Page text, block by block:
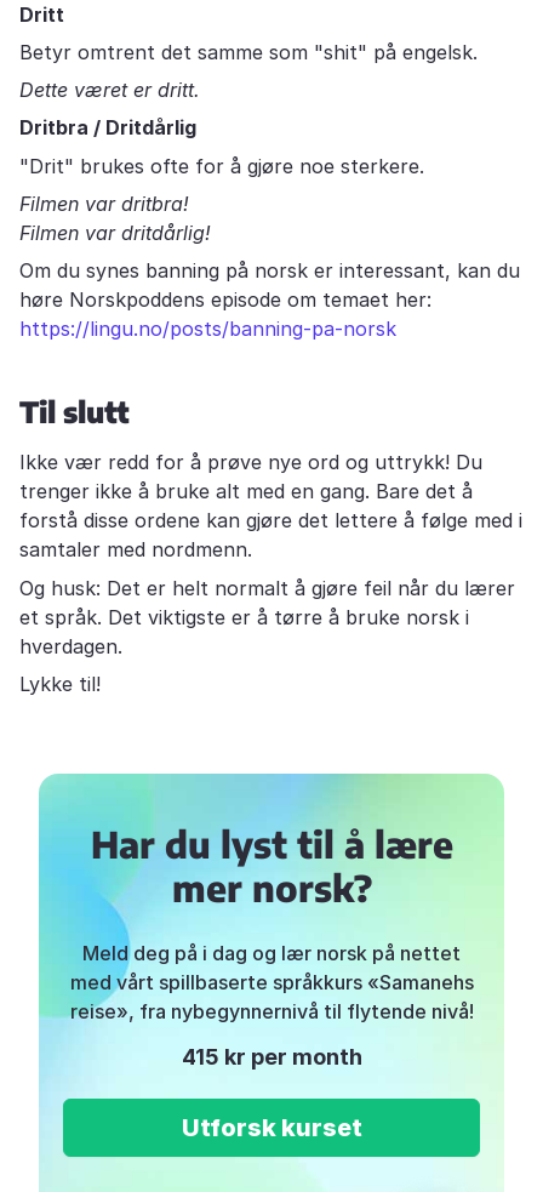
Dritt
Betyr omtrent det samme som "shit" på engelsk.
Dette været er dritt.
Dritbra / Dritdårlig
"Drit" brukes ofte for å gjøre noe sterkere.
Filmen var dritbra!
Filmen var dritdårlig!
Om du synes banning på norsk er interessant, kan du
høre Norskpoddens episode om temaet her:
https://lingu.no/posts/banning-pa-norsk
Til slutt
Ikke vær redd for å prøve nye ord og uttrykk! Du
trenger ikke å bruke alt med en gang. Bare det å
forstå disse ordene kan gjøre det lettere å følge med i
samtaler med nordmenn.
Og husk: Det er helt normalt å gjøre feil når du lærer
et språk. Det viktigste er å tørre å bruke norsk i
hverdagen.
Lykke til!
Har du lyst til å lære
mer norsk?
Meld deg på i dag og lær norsk på nettet
med vårt spillbaserte språkkurs «Samanehs
reise», fra nybegynnernivå til flytende nivå!
415 kr per month
Utforsk kurset